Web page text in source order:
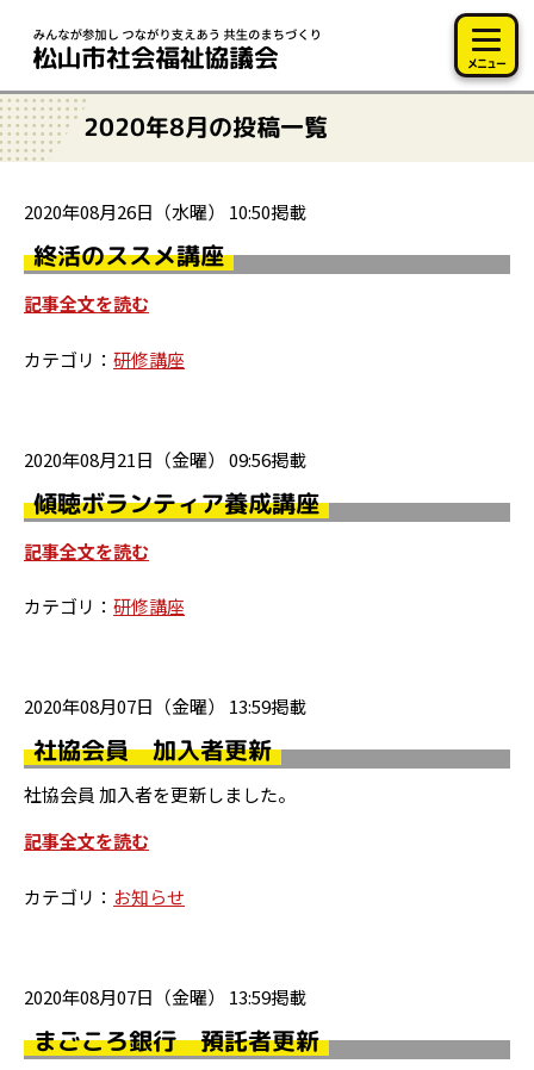
メニュー
2020年8月の投稿一覧
2020年08月26日（水曜） 10:50掲載
終活のススメ講座
記事全文を読む
カテゴリ： 研修講座
2020年08月21日（金曜） 09:56掲載
傾聴ボランティア養成講座
記事全文を読む
カテゴリ： 研修講座
2020年08月07日（金曜） 13:59掲載
社協会員 加入者更新
社協会員 加入者を更新しました。
記事全文を読む
カテゴリ： お知らせ
2020年08月07日（金曜） 13:59掲載
まごころ銀行 預託者更新